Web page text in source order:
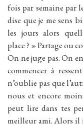
fois par semaine par
dise que je me sens
les jours alors
place ? » Partage ou
On ne juge pas. On
commencer à
n’oublie pas que
nous et encore
peut lire dans tes
meilleur ami. Alors il